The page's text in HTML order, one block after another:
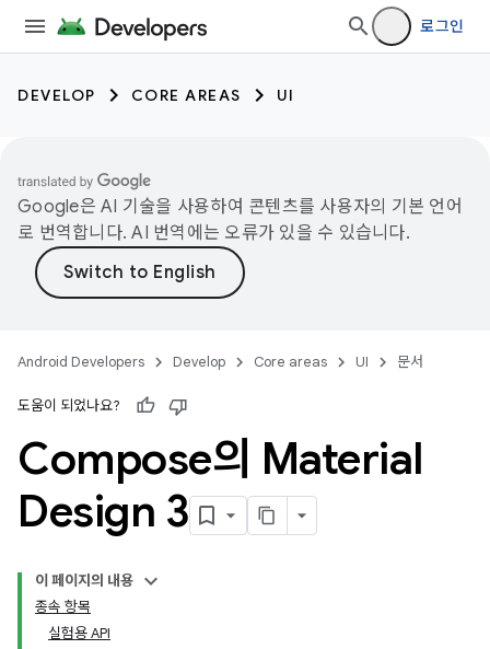
로그인
DEVELOP CORE AREAS UI
Google은 AI 기술을 사용하여 콘텐츠를 사용자의 기본 언어
로 번역합니다. AI 번역에는 오류가 있을 수 있습니다.
Android Developers Develop Core areas UI 문서
도움이 되었나요?
Compose의 Material
Design 3
이 페이지의 내용
종속 항목
실험용 API